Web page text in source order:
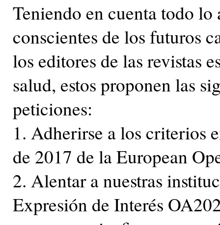
Teniendo en cuenta todo
conscientes de los futuros
los editores de las revistas
salud, estos proponen las
peticiones:
1. Adherirse a los criterios
de 2017 de la European
2. Alentar a nuestras
Expresión de Interés